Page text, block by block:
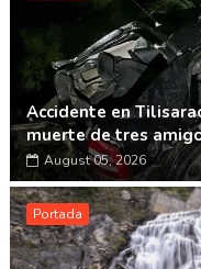
Accidente en
muerte de tres
August 05, 2026
Portada